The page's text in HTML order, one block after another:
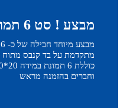
מבצע ! סט 6 תמונות קנבס
מתקדמת על בד קנבס
וחברים בהזמנה מראש